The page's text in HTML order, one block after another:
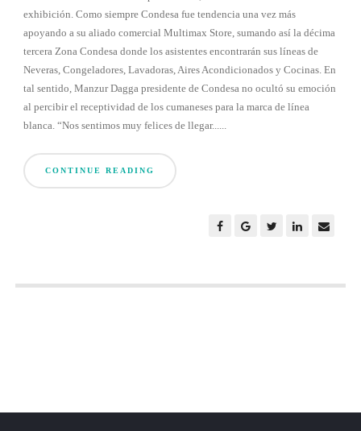
exhibición. Como siempre Condesa fue tendencia una vez más
apoyando a su aliado comercial Multimax Store, sumando así la décima
tercera Zona Condesa donde los asistentes encontrarán sus líneas de
Neveras, Congeladores, Lavadoras, Aires Acondicionados y Cocinas. En
tal sentido, Manzur Dagga presidente de Condesa no ocultó su emoción
al percibir el receptividad de los cumaneses para la marca de línea
blanca. “Nos sentimos muy felices de llegar......
CONTINUE READING